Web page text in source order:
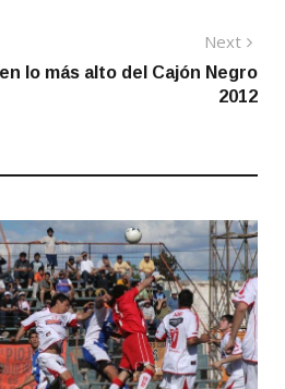
Next
post:
lo más alto del Cajón Negro
2012